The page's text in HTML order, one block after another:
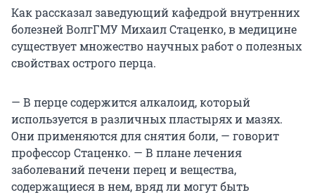
Как рассказал заведующий кафедрой внутренних
болезней ВолгГМУ Михаил Стаценко, в медицине
существует множество научных работ о полезных
свойствах острого перца.
— В перце содержится алкалоид, который
используется в различных пластырях и мазях.
Они применяются для снятия боли, — говорит
профессор Стаценко. — В плане лечения
заболеваний печени перец и вещества,
содержащиеся в нем, вряд ли могут быть